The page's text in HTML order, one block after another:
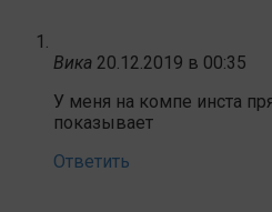
Вика 20.12.2019 в 00:35
У меня на компе инста
показывает
Ответить